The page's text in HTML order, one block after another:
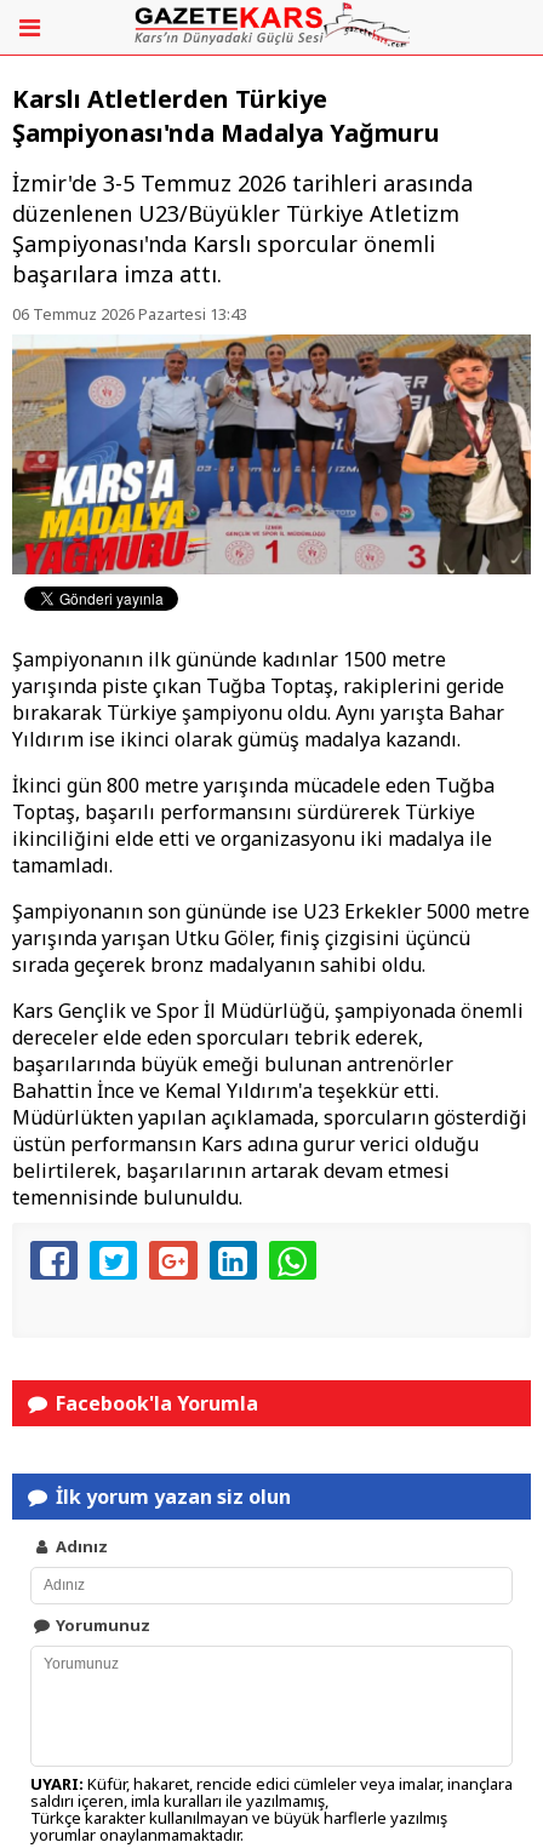
Karslı Atletlerden Türkiye
Şampiyonası'nda Madalya Yağmuru
İzmir'de 3-5 Temmuz 2026 tarihleri arasında
düzenlenen U23/Büyükler Türkiye Atletizm
Şampiyonası'nda Karslı sporcular önemli
başarılara imza attı.
06 Temmuz 2026 Pazartesi 13:43
Şampiyonanın ilk gününde kadınlar 1500 metre
yarışında piste çıkan Tuğba Toptaş, rakiplerini geride
bırakarak Türkiye şampiyonu oldu. Aynı yarışta Bahar
Yıldırım ise ikinci olarak gümüş madalya kazandı.
İkinci gün 800 metre yarışında mücadele eden Tuğba
Toptaş, başarılı performansını sürdürerek Türkiye
ikinciliğini elde etti ve organizasyonu iki madalya ile
tamamladı.
Şampiyonanın son gününde ise U23 Erkekler 5000 metre
yarışında yarışan Utku Göler, finiş çizgisini üçüncü
sırada geçerek bronz madalyanın sahibi oldu.
Kars Gençlik ve Spor İl Müdürlüğü, şampiyonada önemli
dereceler elde eden sporcuları tebrik ederek,
başarılarında büyük emeği bulunan antrenörler
Bahattin İnce ve Kemal Yıldırım'a teşekkür etti.
Müdürlükten yapılan açıklamada, sporcuların gösterdiği
üstün performansın Kars adına gurur verici olduğu
belirtilerek, başarılarının artarak devam etmesi
temennisinde bulunuldu.
Facebook'la Yorumla
İlk yorum yazan siz olun
Adınız
Yorumunuz
UYARI: Küfür, hakaret, rencide edici cümleler veya imalar, inançlara
saldırı içeren, imla kuralları ile yazılmamış,
Türkçe karakter kullanılmayan ve büyük harflerle yazılmış
yorumlar onaylanmamaktadır.